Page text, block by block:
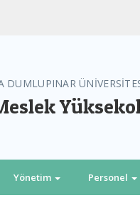
DUMLUPINAR
Yönetim Personel